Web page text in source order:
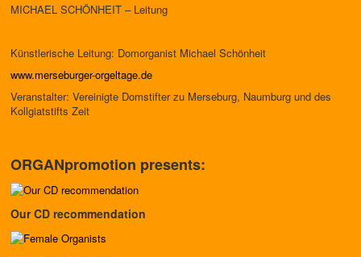
MICHAEL SCHÖNHEIT – Leitung
Künstlerische Leitung: Domorganist Michael Schönheit
www.merseburger-orgeltage.de
Veranstalter: Vereinigte Domstifter zu Merseburg, Naumburg und des
Kollgiatstifts Zeit
ORGANpromotion presents:
Our CD recommendation